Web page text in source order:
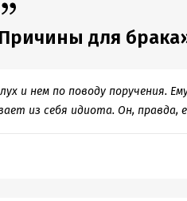
для
и нем по поводу поручения.
из себя идиота. Он, правда,